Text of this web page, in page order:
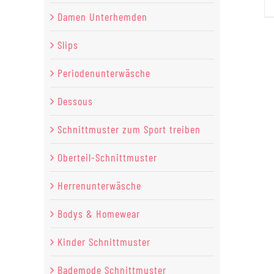
Damen Unterhemden
Slips
Periodenunterwäsche
Dessous
Schnittmuster zum Sport treiben
Oberteil-Schnittmuster
Herrenunterwäsche
Bodys & Homewear
Kinder Schnittmuster
Bademode Schnittmuster